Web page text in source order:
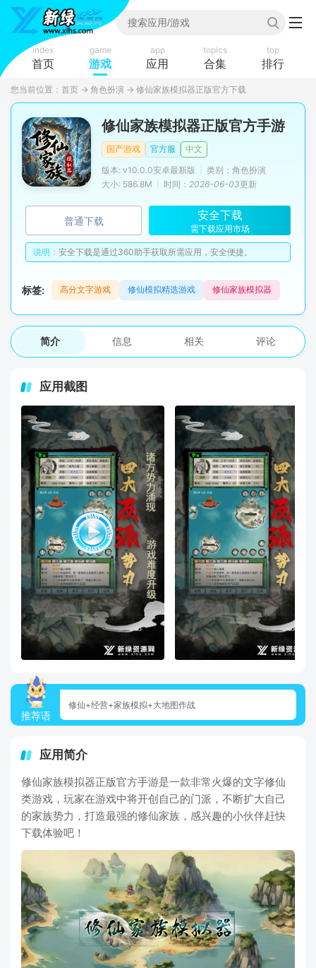
index
首页
game
游戏
app
应用
topics
合集
top
排行
您当前位置： 首页 → 角色扮演 → 修仙家族模拟器正版官方下载
修仙家族模拟器正版官方手游
国产游戏 官方服
中文
版本: v10.0.0安卓最新版
类别：角色扮演
大小: 586.8M
时间： 2026-06-03更新
普通下载 安全下载
需下载应用市场
说明： 安全下载是通过360助手获取所需应用，安全便捷。
标签: 高分文字游戏 修仙模拟精选游戏 修仙家族模拟器
简介 信息 相关 评论
应用截图
推荐语
修仙+经营+家族模拟+大地图作战
应用简介
修仙家族模拟器正版官方手游是一款非常火爆的文字修仙
类游戏，玩家在游戏中将开创自己的门派，不断扩大自己
的家族势力，打造最强的修仙家族，感兴趣的小伙伴赶快
下载体验吧！